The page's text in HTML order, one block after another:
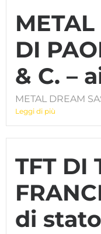
DI
& C. –
METAL DREAM
Leggi di più
TFT DI
di stato